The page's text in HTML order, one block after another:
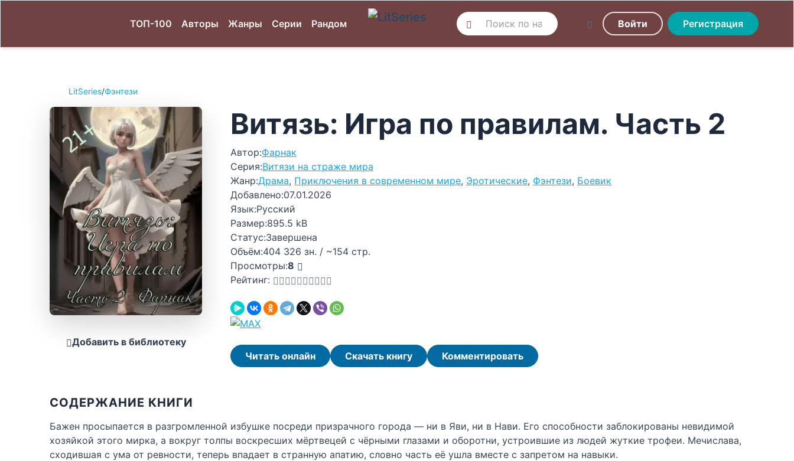
ТОП-100 Авторы Жанры Серии Рандом Войти Регистрация
LitSeries/Фэнтези
Добавить в библиотеку
Витязь: Игра по правилам. Часть 2
Автор:Фарнак
Серия:Витязи на страже мира
Жанр:Драма, Приключения в современном мире, Эротические, Фэнтези, Боевик
Добавлено:07.01.2026
Язык:Русский
Размер:895.5 kB
Статус:Завершена
Объём:404 326 зн. / ~154 стр.
Просмотры:8
Рейтинг:
Читать онлайн Скачать книгу Комментировать
СОДЕРЖАНИЕ КНИГИ
Бажен просыпается в разгромленной избушке посреди призрачного города — ни в Яви, ни в Нави. Его способности заблокированы невидимой
хозяйкой этого мирка, а вокруг толпы воскресших мёртвецей с чёрными глазами и оборотни, устроившие из людей жуткие трофеи. Мечислава,
сходившая с ума от ревности, теперь впадает в странную апатию, словно часть её ушла вместе с запретом на навыки.